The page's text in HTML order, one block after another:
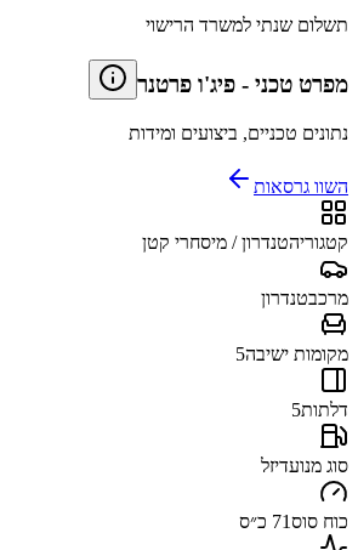
תשלום שנתי למשרד הרישוי
מפרט טכני - פיג'ו פרטנר
נתונים טכניים, ביצועים ומידות
השוו גרסאות
קטגוריהטנדרון / מיסחרי קטן
מרכבטנדרון
מקומות ישיבה5
דלתות5
סוג מנועדיזל
כוח סוס71 כ״ס